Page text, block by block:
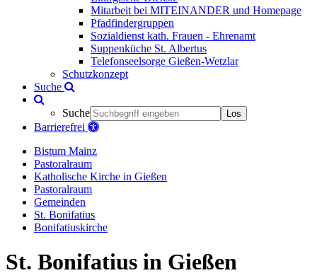
Mitarbeit bei MITEINANDER und Homepage
Pfadfindergruppen
Sozialdienst kath. Frauen - Ehrenamt
Suppenküche St. Albertus
Telefonseelsorge Gießen-Wetzlar
Schutzkonzept
Suche
Suche Los
Barrierefrei
Bistum Mainz
Pastoralraum
Katholische Kirche in Gießen
Pastoralraum
Gemeinden
St. Bonifatius
Bonifatiuskirche
St. Bonifatius in Gießen